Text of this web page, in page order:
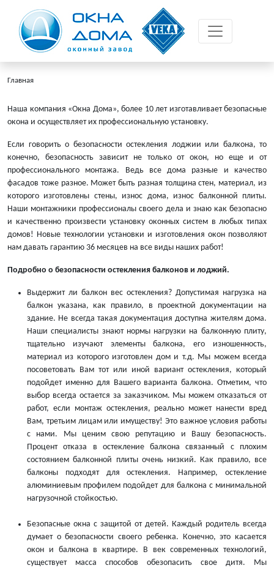
Главная
Наша компания «Окна Дома», более 10 лет изготавливает безопасные
окона и осуществляет их профессиональную установку.
Если говорить о безопасности остекления лоджии или балкона, то
конечно, безопасность зависит не только от окон, но еще и от
профессионального монтажа. Ведь все дома разные и качество
фасадов тоже разное. Может быть разная толщина стен, материал, из
которого изготовлены стены, износ дома, износ балконной плиты.
Наши монтажники профессионалы своего дела и знаю как безопасно
и качественно произвести установку оконных систем в любых типах
домов! Новые технологии установки и изготовления окон позволяют
нам давать гарантию 36 месяцев на все виды наших работ!
Подробно о безопасности остекления балконов и лоджий.
Выдержит ли балкон вес остекления? Допустимая нагрузка на
балкон указана, как правило, в проектной документации на
здание. Не всегда такая документация доступна жителям дома.
Наши специалисты знают нормы нагрузки на балконную плиту,
тщательно изучают элементы балкона, его изношенность,
материал из которого изготовлен дом и т.д. Мы можем всегда
посоветовать Вам тот или иной вариант остекления, который
подойдет именно для Вашего варианта балкона. Отметим, что
выбор всегда остается за заказчиком. Мы можем отказаться от
работ, если монтаж остекления, реально может нанести вред
Вам, третьим лицам или имуществу! Это важное условия работы
с нами. Мы ценим свою репутацию и Вашу безопасность.
Процент отказа в остекление балкона связанный с плохим
состоянием балконной плиты очень низкий. Как правило, все
балконы подходят для остекления. Например, остекление
алюминиевым профилем подойдет для балкона с минимальной
нагрузочной стойкостью.
Безопасные окна с защитой от детей. Каждый родитель всегда
думает о безопасности своего ребенка. Конечно, это касается
окон и балкона в квартире. В век современных технологий,
существует масса способов обезопасить свое дитя. Мы